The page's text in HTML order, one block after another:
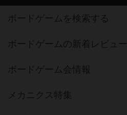
ボードゲームを検索する
ボードゲームの新着レビュー
ボードゲーム会情報
メカニクス特集